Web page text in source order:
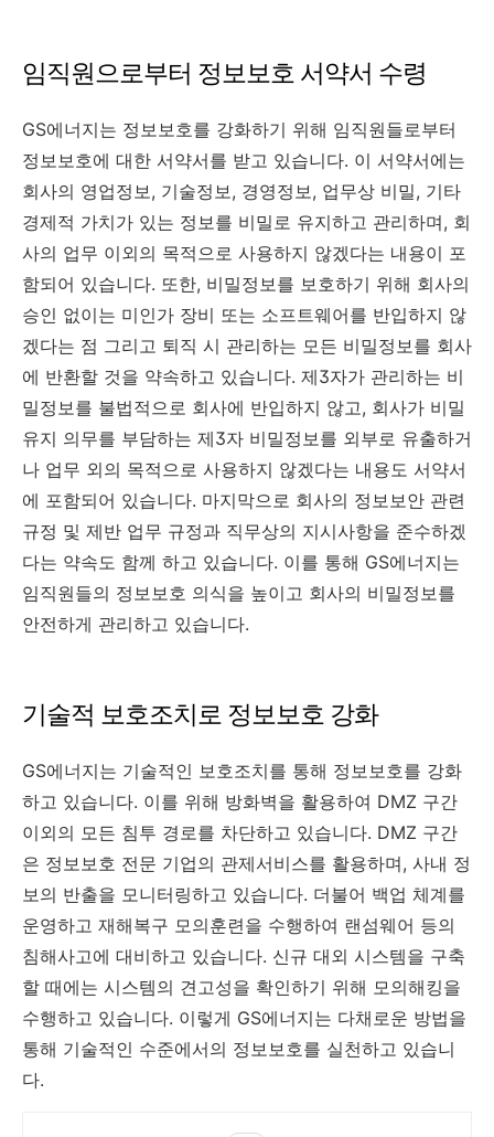
임직원으로부터 정보보호 서약서 수령
GS에너지는 정보보호를 강화하기 위해 임직원들로부터
정보보호에 대한 서약서를 받고 있습니다. 이 서약서에는
회사의 영업정보, 기술정보, 경영정보, 업무상 비밀, 기타
경제적 가치가 있는 정보를 비밀로 유지하고 관리하며, 회
사의 업무 이외의 목적으로 사용하지 않겠다는 내용이 포
함되어 있습니다. 또한, 비밀정보를 보호하기 위해 회사의
승인 없이는 미인가 장비 또는 소프트웨어를 반입하지 않
겠다는 점 그리고 퇴직 시 관리하는 모든 비밀정보를 회사
에 반환할 것을 약속하고 있습니다. 제3자가 관리하는 비
밀정보를 불법적으로 회사에 반입하지 않고, 회사가 비밀
유지 의무를 부담하는 제3자 비밀정보를 외부로 유출하거
나 업무 외의 목적으로 사용하지 않겠다는 내용도 서약서
에 포함되어 있습니다. 마지막으로 회사의 정보보안 관련
규정 및 제반 업무 규정과 직무상의 지시사항을 준수하겠
다는 약속도 함께 하고 있습니다. 이를 통해 GS에너지는
임직원들의 정보보호 의식을 높이고 회사의 비밀정보를
안전하게 관리하고 있습니다.
기술적 보호조치로 정보보호 강화
GS에너지는 기술적인 보호조치를 통해 정보보호를 강화
하고 있습니다. 이를 위해 방화벽을 활용하여 DMZ 구간
이외의 모든 침투 경로를 차단하고 있습니다. DMZ 구간
은 정보보호 전문 기업의 관제서비스를 활용하며, 사내 정
보의 반출을 모니터링하고 있습니다. 더불어 백업 체계를
운영하고 재해복구 모의훈련을 수행하여 랜섬웨어 등의
침해사고에 대비하고 있습니다. 신규 대외 시스템을 구축
할 때에는 시스템의 견고성을 확인하기 위해 모의해킹을
수행하고 있습니다. 이렇게 GS에너지는 다채로운 방법을
통해 기술적인 수준에서의 정보보호를 실천하고 있습니
다.